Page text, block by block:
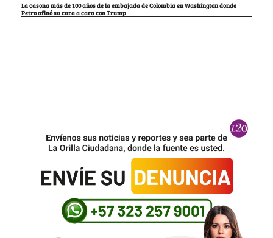
La casona más de 100 años de la embajada de Colombia en Washington donde
Petro afinó su cara a cara con Trump